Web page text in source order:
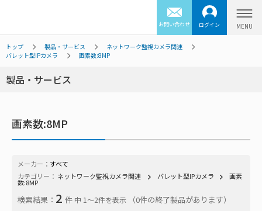
お問い合わせ ログイン
トップ 製品・サービス
ネットワーク監視カメラ関連
バレット型IPカメラ
画素数:8MP
製品・サービス
画素数:8MP
メーカー： すべて
カテゴリー： ネットワーク監視カメラ関連 バレット型IPカメラ 画素
数:8MP
検索結果： 2 件 中 1〜2件を表示 （0件の終了製品があります）